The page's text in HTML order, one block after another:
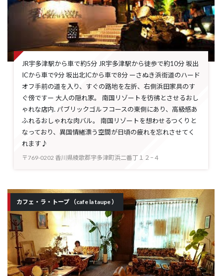
JR宇多津駅から車で約5分 JR宇多津駅から徒歩で約10分 坂出
ICから車で9分 坂出北ICから車で8分 ーさぬき浜街道のハード
オフ手前の道を入り、すぐの路地を左折、右側浜田家具のす
ぐ傍ですー 大人の隠れ家。 南国リゾートを彷彿とさせるおし
ゃれな店内. パブリックゴルフコースの東側にあり、高級感あ
ふれるおしゃれな肉バル。 南国リゾートを想わせるつくりと
なっており、異国情緒漂う空間が日頃の疲れを忘れさせてく
れます♪
〒769-0202 香川県綾歌郡宇多津町浜二番丁１２−４
カフェ・ラ・トープ （cafe la taupe ）